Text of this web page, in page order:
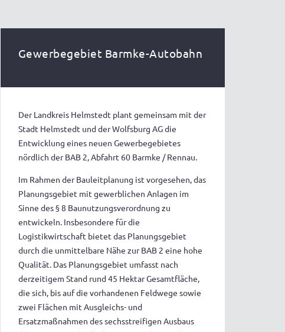
Gewerbegebiet Barmke-Autobahn
Der Landkreis Helmstedt plant gemeinsam mit der
Stadt Helmstedt und der Wolfsburg AG die
Entwicklung eines neuen Gewerbegebietes
nördlich der BAB 2, Abfahrt 60 Barmke / Rennau.
Im Rahmen der Bauleitplanung ist vorgesehen, das
Planungsgebiet mit gewerblichen Anlagen im
Sinne des § 8 Baunutzungsverordnung zu
entwickeln. Insbesondere für die
Logistikwirtschaft bietet das Planungsgebiet
durch die unmittelbare Nähe zur BAB 2 eine hohe
Qualität. Das Planungsgebiet umfasst nach
derzeitigem Stand rund 45 Hektar Gesamtfläche,
die sich, bis auf die vorhandenen Feldwege sowie
zwei Flächen mit Ausgleichs- und
Ersatzmaßnahmen des sechsstreifigen Ausbaus